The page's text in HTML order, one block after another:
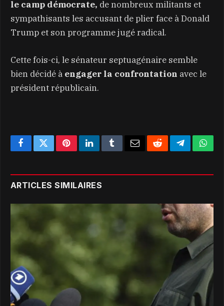
le camp démocrate, de nombreux militants et
sympathisants les accusant de plier face à Donald
Trump et son programme jugé radical.
Cette fois-ci, le sénateur septuagénaire semble
bien décidé à engager la confrontation avec le
président républicain.
FacebookTwitterPinterestLinkedInTumblrEmailRedditTelegram
ARTICLES SIMILAIRES